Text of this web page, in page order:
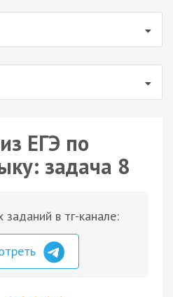
ЕГЭ по
задача 8
в тг-канале: